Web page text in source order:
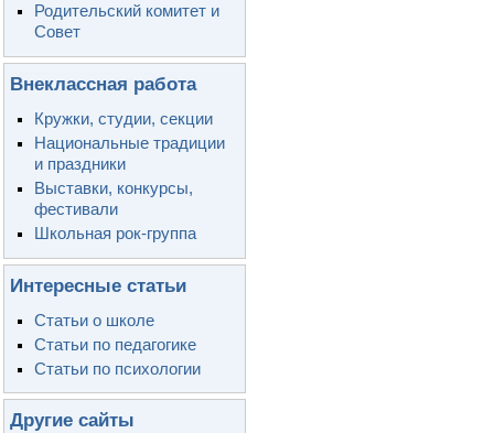
Родительский комитет и
Совет
Внеклассная работа
Кружки, студии, секции
Национальные традиции
и праздники
Выставки, конкурсы,
фестивали
Школьная рок-группа
Интересные статьи
Статьи о школе
Статьи по педагогике
Статьи по психологии
Другие сайты